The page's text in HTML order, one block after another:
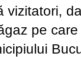
vizitatori,
pe